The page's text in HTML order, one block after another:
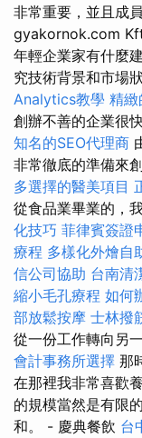
非常重要，並且成
gyakornok.com
年輕企業家有什麼
究技術背景和市場
Analytics教學 精緻
創辦不善的企業很
知名的SEO代理商
非常徹底的準備來
多選擇的醫美項目
從食品業畢業的，
化技巧 菲律賓簽證
療程 多樣化外燴自
信公司協助 台南清
縮小毛孔療程 如何
部放鬆按摩 士林撥
從一份工作轉向另
會計事務所選擇 那
在那裡我非常喜歡
的規模當然是有限
和。 - 慶典餐飲 台